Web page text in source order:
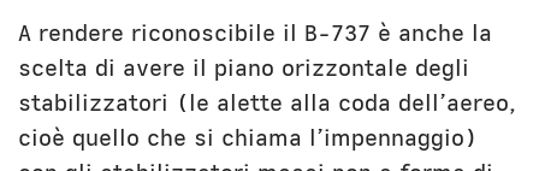
A rendere riconoscibile il B-737 è anche la
scelta di avere il piano orizzontale degli
stabilizzatori (le alette alla coda dell’aereo,
cioè quello che si chiama l’impennaggio)